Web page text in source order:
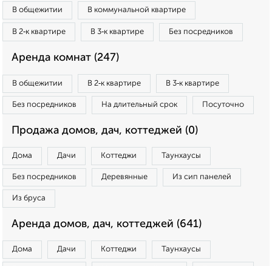
В общежитии В коммунальной квартире
В 2‑к квартире В 3‑к квартире Без посредников
Аренда комнат (247)
В общежитии В 2‑к квартире В 3‑к квартире
Без посредников На длительный срок Посуточно
Продажа домов, дач, коттеджей (0)
Дома Дачи Коттеджи Таунхаусы
Без посредников Деревянные Из сип панелей
Из бруса
Аренда домов, дач, коттеджей (641)
Дома Дачи Коттеджи Таунхаусы